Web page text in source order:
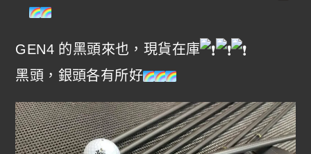
GEN4 的黑頭來也，現貨在庫
黑頭，銀頭各有所好